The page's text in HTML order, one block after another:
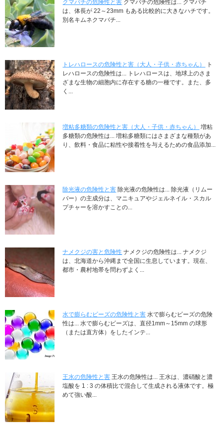
クマバチの危険性と害 クマバチの危険性は... クマバチ
は、体長が 22～23mm もある比較的に大きなハチです。
別名キムネクマバチ...
トレハロースの危険性と害（大人・子供・赤ちゃん）
ト
レハロースの危険性は... トレハロースは、地球上のさま
ざまな生物の細胞内に存在する糖の一種です。また、多
く...
増粘多糖類の危険性と害（大人・子供・赤ちゃん）
増粘
多糖類の危険性は... 増粘多糖類にはさまざまな種類があ
り、飲料・食品に粘性や接着性を与えるための食品添加...
除光液の危険性と害 除光液の危険性は... 除光液（リムー
バー）の主成分は、マニキュアやジェルネイル・スカル
プチャーを溶かすことの...
ナメクジの害と危険性 ナメクジの危険性は... ナメクジ
は、北海道から沖縄まで全国に生息しています。現在、
都市・農村地帯を問わずよく...
水で膨らむビーズの危険性と害 水で膨らむビーズの危険
性は... 水で膨らむビーズは、直径1mm～15mm の球形
（または直方体）をしたインテ...
王水の危険性と害 王水の危険性は... 王水は、濃硝酸と濃
塩酸を 1 : 3 の体積比で混合して生成される液体です。極
めて強い酸...